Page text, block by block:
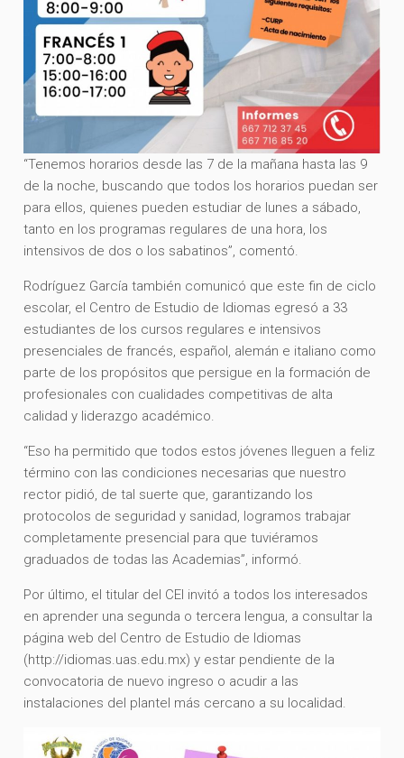
“Tenemos horarios desde las 7 de la mañana hasta las 9
de la noche, buscando que todos los horarios puedan ser
para ellos, quienes pueden estudiar de lunes a sábado,
tanto en los programas regulares de una hora, los
intensivos de dos o los sabatinos”, comentó.
Rodríguez García también comunicó que este fin de ciclo
escolar, el Centro de Estudio de Idiomas egresó a 33
estudiantes de los cursos regulares e intensivos
presenciales de francés, español, alemán e italiano como
parte de los propósitos que persigue en la formación de
profesionales con cualidades competitivas de alta
calidad y liderazgo académico.
“Eso ha permitido que todos estos jóvenes lleguen a feliz
término con las condiciones necesarias que nuestro
rector pidió, de tal suerte que, garantizando los
protocolos de seguridad y sanidad, logramos trabajar
completamente presencial para que tuviéramos
graduados de todas las Academias”, informó.
Por último, el titular del CEI invitó a todos los interesados
en aprender una segunda o tercera lengua, a consultar la
página web del Centro de Estudio de Idiomas
(http://idiomas.uas.edu.mx) y estar pendiente de la
convocatoria de nuevo ingreso o acudir a las
instalaciones del plantel más cercano a su localidad.